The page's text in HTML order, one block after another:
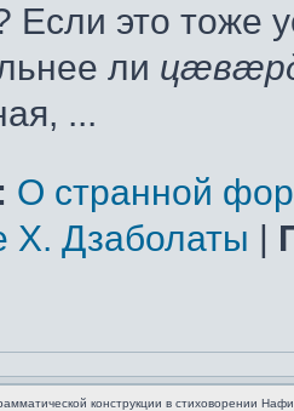
Если это тоже
ли
...
О странной
Х. Дзаболаты |
конструкции в стиховорении Нафи